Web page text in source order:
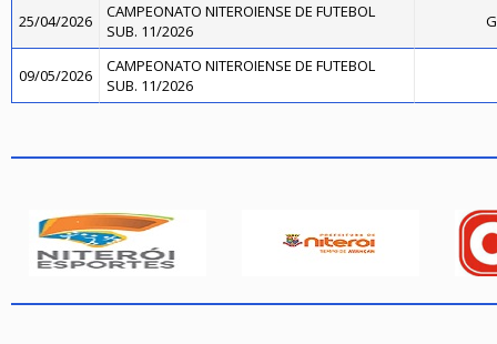
25/04/2026
CAMPEONATO NITEROIENSE DE FUTEBOL
SUB. 11/2026
09/05/2026
CAMPEONATO NITEROIENSE DE FUTEBOL
SUB. 11/2026